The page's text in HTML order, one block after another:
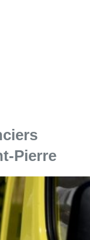
Pierre